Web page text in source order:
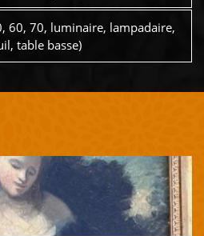
60, 70, luminaire, lampadaire,
table basse)